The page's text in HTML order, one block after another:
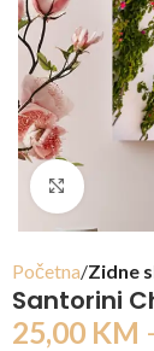
Click to
Početna Zidne
Santorini
25,00 KM